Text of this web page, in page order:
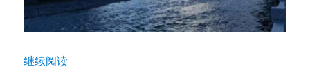
继续阅读“几次值得记忆的跑步经历”